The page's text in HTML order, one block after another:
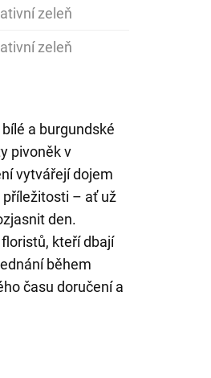
zeleň
zeleň
a burgundské
pivoněk v
vytvářejí dojem
příležitosti – ať už
den.
kteří dbají
během
času doručení a